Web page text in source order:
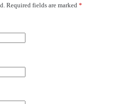
Required fields are marked *